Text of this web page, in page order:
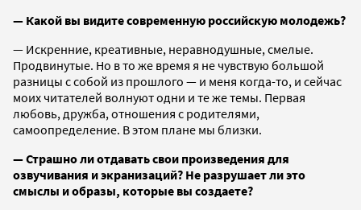
— Какой вы видите современную российскую молодежь?
— Искренние, креативные, неравнодушные, смелые.
Продвинутые. Но в то же время я не чувствую большой
разницы с собой из прошлого — и меня когда-то, и сейчас
моих читателей волнуют одни и те же темы. Первая
любовь, дружба, отношения с родителями,
самоопределение. В этом плане мы близки.
— Страшно ли отдавать свои произведения для
озвучивания и экранизаций? Не разрушает ли это
смыслы и образы, которые вы создаете?